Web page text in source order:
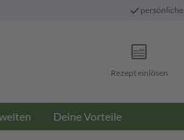
persönliche
Rezept einlösen
Deine Vorteile